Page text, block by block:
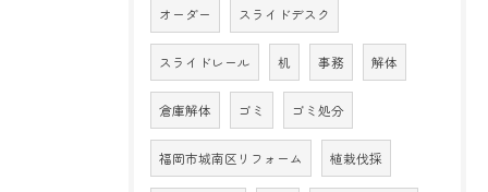
オーダー スライドデスク
スライドレール 机 事務 解体
倉庫解体 ゴミ ゴミ処分
福岡市城南区リフォーム 植栽伐採